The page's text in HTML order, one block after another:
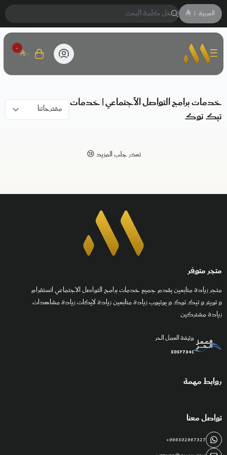
العربية
متجر متوفر
٠
٠
خدمات برامج التواصل الأجتماعي | خدمات
تيك توك
تعذر جلب المزيد 😢
متجر متوفر
متجر زيادة متابعين يقدم جميع خدمات برامج التواصل الاجتماعي انستقرام
و تويتر و تيك توك و يوتيوب زيادة متابعين زيادة لايكات زيادة مشاهدات
زيادة مشتركين
وثيقة العمل الحر
5d5f734c
روابط مهمة
تواصل معنا
+966502967327